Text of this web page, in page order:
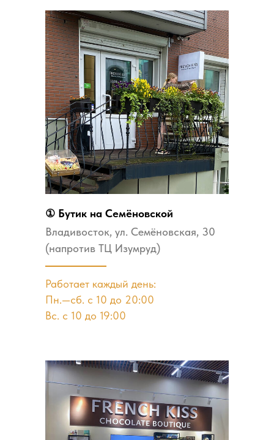
① Бутик на Семёновской
Владивосток, ул. Семёновская, 30
(напротив ТЦ Изумруд)
Работает каждый день:
Пн.—сб. с 10 до 20:00
Вс. с 10 до 19:00